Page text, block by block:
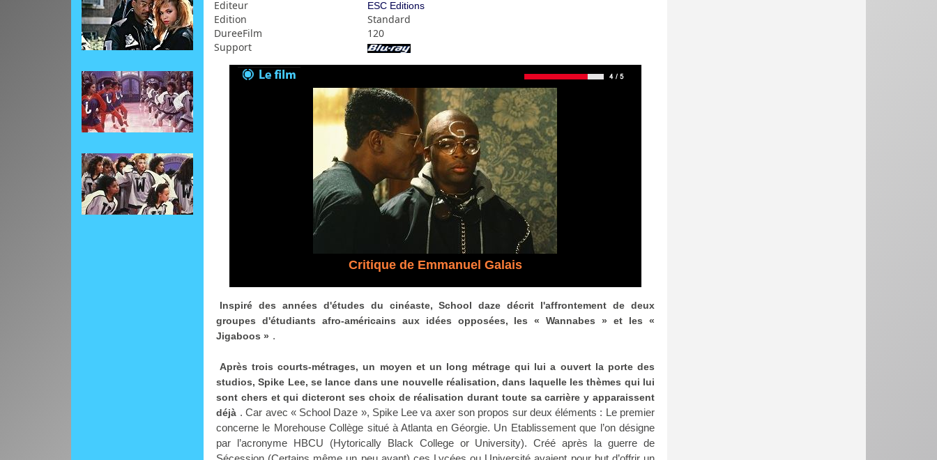
Editeur ESC Editions
Edition
Standard
DureeFilm
120
Support
Critique de Emmanuel Galais
Inspiré des années d'études du cinéaste, School daze décrit l'affrontement de deux
groupes d'étudiants afro-américains aux idées opposées, les « Wannabes » et les «
Jigaboos » .
Après trois courts-métrages, un moyen et un long métrage qui lui a ouvert la porte des
studios, Spike Lee, se lance dans une nouvelle réalisation, dans laquelle les thèmes qui lui
sont chers et qui dicteront ses choix de réalisation durant toute sa carrière y apparaissent
déjà . Car avec « School Daze », Spike Lee va axer son propos sur deux éléments : Le premier
concerne le Morehouse Collège situé à Atlanta en Géorgie. Un Etablissement que l’on désigne
par l’acronyme HBCU (Hytorically Black College or University). Créé après la guerre de